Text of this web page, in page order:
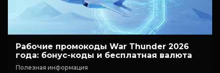
Рабочие промокоды War Thunder 2026
года: бонус-коды и бесплатная валюта
Полезная информация